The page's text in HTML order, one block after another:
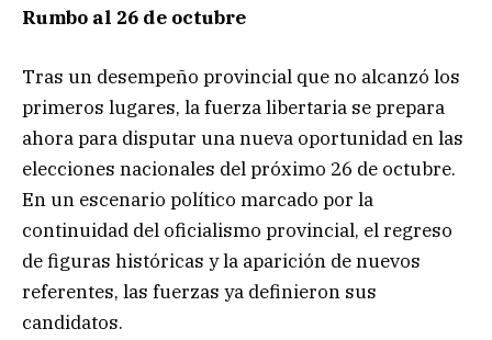
Rumbo al 26 de octubre
Tras un desempeño provincial que no alcanzó los
primeros lugares, la fuerza libertaria se prepara
ahora para disputar una nueva oportunidad en las
elecciones nacionales del próximo 26 de octubre.
En un escenario político marcado por la
continuidad del oficialismo provincial, el regreso
de figuras históricas y la aparición de nuevos
referentes, las fuerzas ya definieron sus
candidatos.